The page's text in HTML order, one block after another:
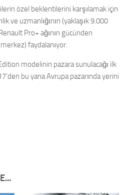
özel beklentilerini karşılamak için
ve uzmanlığının (yaklaşık 9.000
Pro+ ağının gücünden
faydalanıyor.
modelinin pazara sunulacağı ilk
bu yana Avrupa pazarında yerini